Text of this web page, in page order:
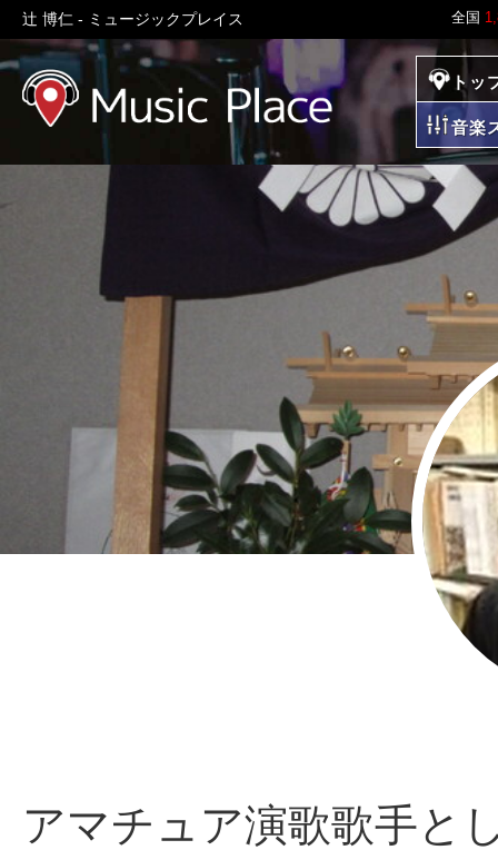
全国
辻 博仁 - ミュージックプレイス
ミュージックプレイ
トッ
音楽
アマチュア演歌歌手と